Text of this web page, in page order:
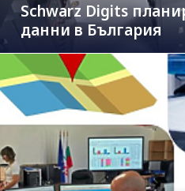
Schwarz Digits
данни в България